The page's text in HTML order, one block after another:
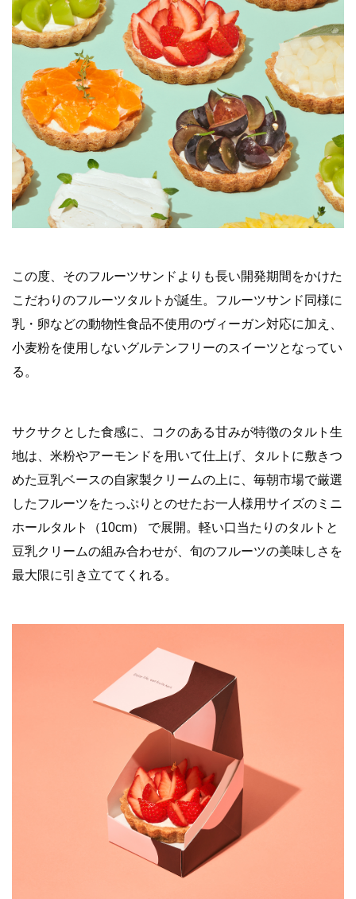
この度、 そのフルーツサンドよりも長い開発期間をかけた
こだわりのフルーツタルトが誕生。フルーツサンド同様に
乳・ 卵などの動物性食品不使用のヴィーガン対応に加え、
小麦粉を使用しないグルテンフリーのスイーツとなってい
る。
サクサクとした食感に、コクのある甘みが特徴のタルト生
地は、 米粉やアーモンドを用いて仕上げ、タルトに敷きつ
めた豆乳ベースの自家製クリームの上に、 毎朝市場で厳選
したフルーツをたっぷりとのせたお一人様用サイズのミニ
ホールタルト（10cm） で展開。軽い口当たりのタルトと
豆乳クリームの組み合わせが、旬のフルーツの美味しさを
最大限に引き立ててくれる。